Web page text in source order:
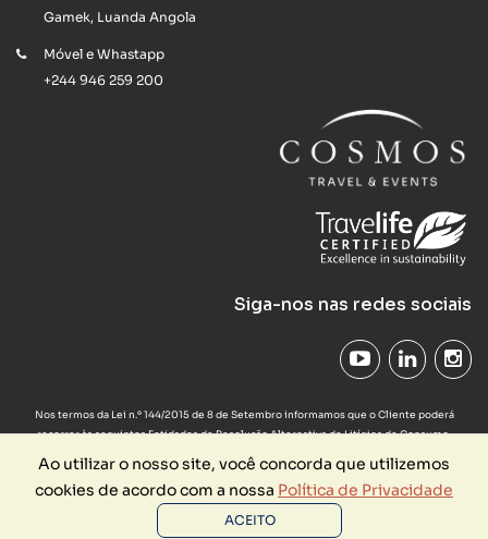
Gamek, Luanda Angola
Móvel e Whastapp
+244 946 259 200
Siga-nos nas redes sociais
Ao utilizar o nosso site, você concorda que utilizemos
cookies de acordo com a nossa Política de Privacidade
ACEITO
Nos termos da Lei n.º 144/2015 de 8 de Setembro informamos que o Cliente poderá
recorrer às seguintes Entidades de Resolução Alternativa de Litígios de Consumo:
Provedor do Cliente das Agências de Viagens e Turismo em
Comissão Arbitral do Turismo de Portugal em www.turismodeportugal.ptou a qualquer
uma das entidades devidamente indicadas na lista disponibilizada pela Direção Geral do
www.consumidor.ptcuja consulta desde já aconselhamos.